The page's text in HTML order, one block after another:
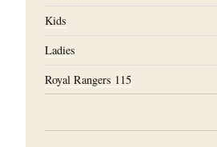
Kids
Ladies
Royal Rangers 115